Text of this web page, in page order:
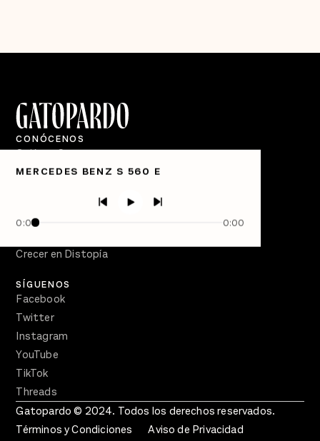
MERCEDES BENZ S 560 E
0:00 0:00
CONÓCENOS
Quiénes Somos
Directorio
Semanario Gatopardo
Crecer en Distopía
SÍGUENOS
Facebook
Twitter
Instagram
YouTube
TikTok
Threads
Gatopardo © 2024. Todos los derechos reservados.
Términos y Condiciones
Aviso de Privacidad